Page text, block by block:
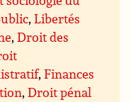
,Libertés
,Droit des
,Finances
,Droit pénal